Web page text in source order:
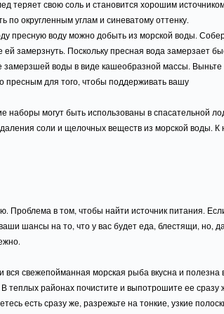
теряет свою соль и становится хорошим
по округленным углам и синеватому оттенку.
пресную воду можно добыть из морской воды.
ей замерзнуть. Поскольку пресная вода замерзает
замерзшей воды в виде кашеобразной массы. Выньте
пресным для того, чтобы поддерживать вашу
наборы могут быть использованы в спасательной
соли и щелочных веществ из морской воды. К
Проблема в том, чтобы найти источник питания.
шансы на то, что у вас будет еда, блестящи, но,
свежепойманная морская рыба вкусна и полезна
теплых районах почистите и выпотрошите ее сразу
есть сразу же, разрежьте на тонкие, узкие